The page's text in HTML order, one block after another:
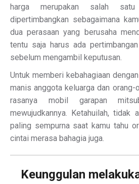
harga merupakan salah
dipertimbangkan sebagaimana
dua perasaan yang berusaha
tentu saja harus ada
sebelum mengambil keputusan.
Untuk memberi kebahagiaan
manis anggota keluarga dan orang-
rasanya mobil garapan
mewujudkannya. Ketahuilah, tidak
paling sempurna saat kamu tahu
cintai merasa bahagia juga.
Keunggulan